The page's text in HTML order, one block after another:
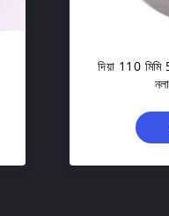
দিয়া 110 মিমি